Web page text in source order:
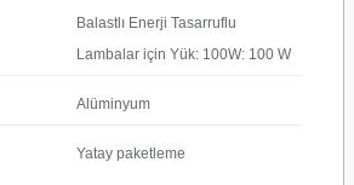
Balastlı Enerji Tasarruflu
Lambalar için Yük: 100W: 100 W
Alüminyum
Yatay paketleme